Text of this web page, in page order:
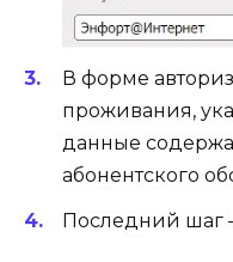
В форме
проживания,
данные
абонентского
Последний шаг